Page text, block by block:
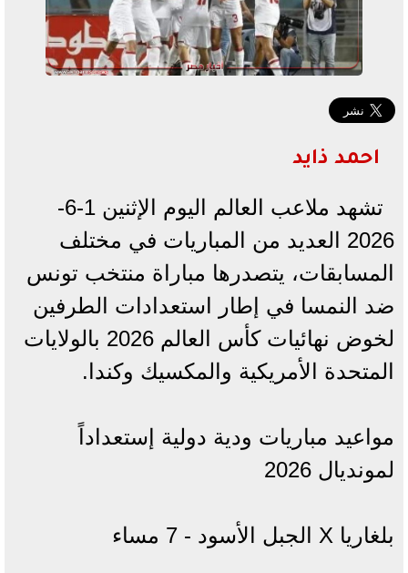
احمد ذايد
تشهد ملاعب العالم اليوم الإثنين 1-6-
2026 العديد من المباريات في مختلف
المسابقات، يتصدرها مباراة منتخب تونس
ضد النمسا في إطار استعدادات الطرفين
لخوض نهائيات كأس العالم 2026 بالولايات
المتحدة الأمريكية والمكسيك وكندا.
مواعيد مباريات ودية دولية إستعداداً
لمونديال 2026
بلغاريا X الجبل الأسود - 7 مساء